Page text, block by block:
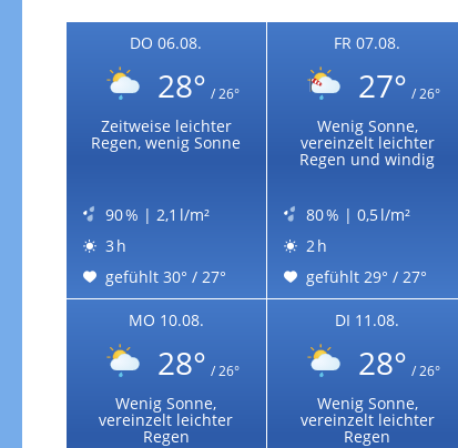
DO 06.08.
28° / 26°
Zeitweise leichter
Regen, wenig Sonne
90 % | 2,1 l/m²
3 h
gefühlt 30° / 27°
FR 07.08.
27° / 26°
Wenig Sonne,
vereinzelt leichter
Regen und windig
80 % | 0,5 l/m²
2 h
gefühlt 29° / 27°
MO 10.08.
28° / 26°
Wenig Sonne,
vereinzelt leichter
Regen
DI 11.08.
28° / 26°
Wenig Sonne,
vereinzelt leichter
Regen
Zur Windgeschwindigkeitenkarte